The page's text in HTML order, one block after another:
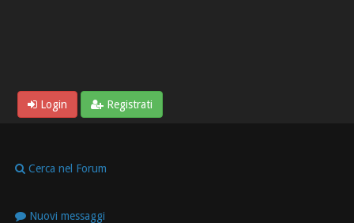
Login Registrati
Cerca nel Forum
Nuovi messaggi